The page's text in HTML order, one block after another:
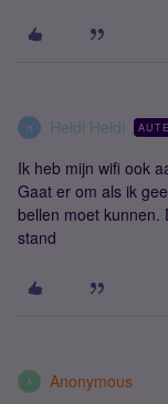
H Heidi Heidi
Ik heb mijn wifi ook
Gaat er om als ik
bellen moet kunnen.
stand
A Anonymous